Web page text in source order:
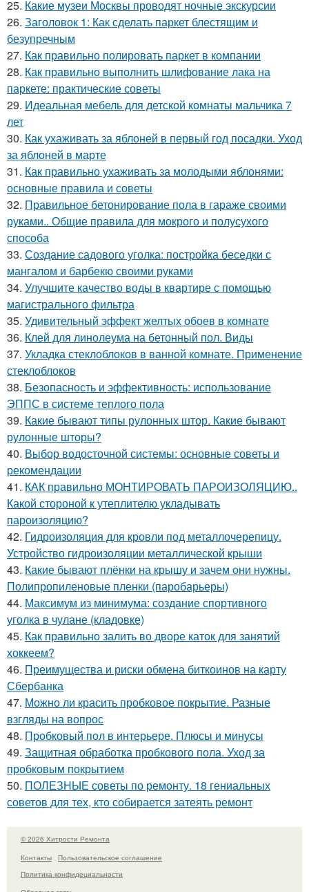
25. Какие музеи Москвы проводят ночные экскурсии
26. Заголовок 1: Как сделать паркет блестящим и
безупречным
27. Как правильно полировать паркет в компании
28. Как правильно выполнить шлифование лака на
паркете: практические советы
29. Идеальная мебель для детской комнаты мальчика 7
лет
30. Как ухаживать за яблоней в первый год посадки. Уход
за яблоней в марте
31. Как правильно ухаживать за молодыми яблонями:
основные правила и советы
32. Правильное бетонирование пола в гараже своими
руками.. Общие правила для мокрого и полусухого
способа
33. Создание садового уголка: постройка беседки с
мангалом и барбекю своими руками
34. Улучшите качество воды в квартире с помощью
магистрального фильтра
35. Удивительный эффект желтых обоев в комнате
36. Клей для линолеума на бетонный пол. Виды
37. Укладка стеклоблоков в ванной комнате. Применение
стеклоблоков
38. Безопасность и эффективность: использование
ЭППС в системе теплого пола
39. Какие бывают типы рулонных штор. Какие бывают
рулонные шторы?
40. Выбор водосточной системы: основные советы и
рекомендации
41. КАК правильно МОНТИРОВАТЬ ПАРОИЗОЛЯЦИЮ..
Какой стороной к утеплителю укладывать
пароизоляцию?
42. Гидроизоляция для кровли под металлочерепицу.
Устройство гидроизоляции металлической крыши
43. Какие бывают плёнки на крышу и зачем они нужны.
Полипропиленовые пленки (паробарьеры)
44. Максимум из минимума: создание спортивного
уголка в чулане (кладовке)
45. Как правильно залить во дворе каток для занятий
хоккеем?
46. Преимущества и риски обмена биткоинов на карту
Сбербанка
47. Можно ли красить пробковое покрытие. Разные
взгляды на вопрос
48. Пробковый пол в интерьере. Плюсы и минусы
49. Защитная обработка пробкового пола. Уход за
пробковым покрытием
50. ПОЛЕЗНЫЕ советы по ремонту. 18 гениальных
советов для тех, кто собирается затеять ремонт
© 2026 Хитрости Ремонта
Контакты
Пользовательское соглашение
Политика конфидециальности